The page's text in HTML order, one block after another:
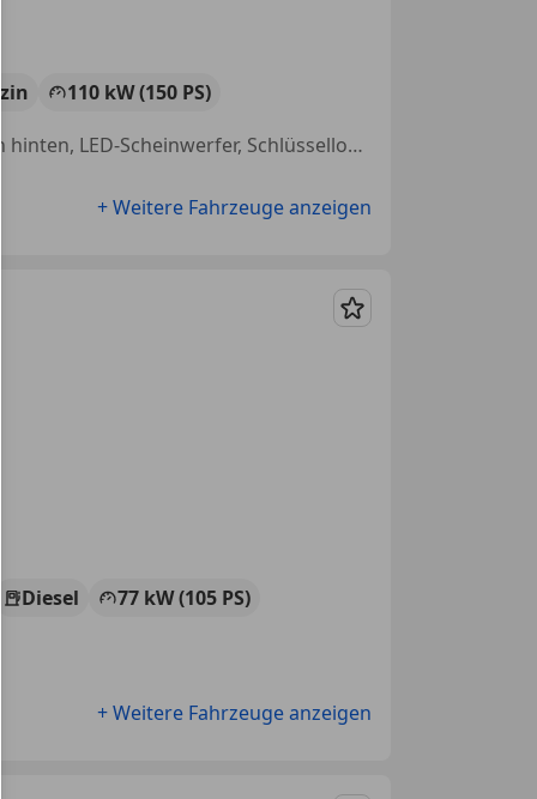
110 kW (150 PS)
Elektrische Heckklappe, Alufelgen, Sitzheizung, Einparkhilfe Sensoren hinten, LED-Scheinwerfer, Schlüssellose Zentralverriegelung, Partikelfilter, Getönte Scheiben
+ Weitere Fahrzeuge anzeigen
Merken
Diesel
77 kW (105 PS)
+ Weitere Fahrzeuge anzeigen